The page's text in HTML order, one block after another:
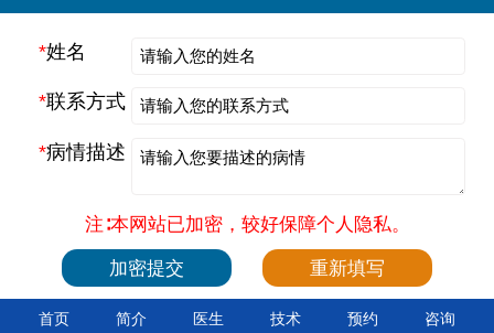
*姓名
*联系方式
*病情描述
注∶本网站已加密，较好保障个人隐私。
首页 简介 医生 技术 预约 咨询